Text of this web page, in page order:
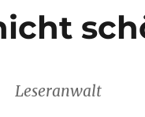
Leseranwalt